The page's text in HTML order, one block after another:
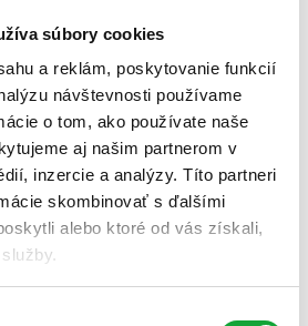
súbory cookies
a reklám, poskytovanie funkcií
návštevnosti používame
o tom, ako používate naše
aj našim partnerom v
inzercie a analýzy. Títo partneri
skombinovať s ďalšími
alebo ktoré od vás získali,